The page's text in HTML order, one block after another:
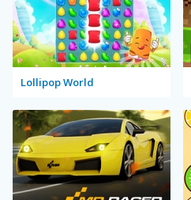
Lollipop World